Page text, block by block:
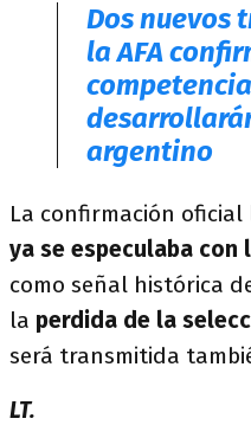
Dos nuevos
la AFA
argentino
La confirmación
ya se especulaba con
como señal histórica
la perdida de la
será transmitida
LT.